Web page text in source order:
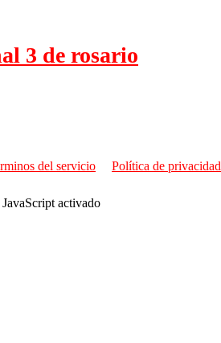
3 de rosario
del servicio Política de privacidad
activado